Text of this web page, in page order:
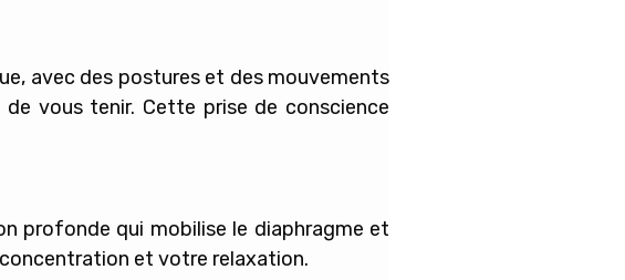
avec des postures et des mouvements
vous tenir. Cette prise de conscience
profonde qui mobilise le diaphragme et
et votre relaxation.